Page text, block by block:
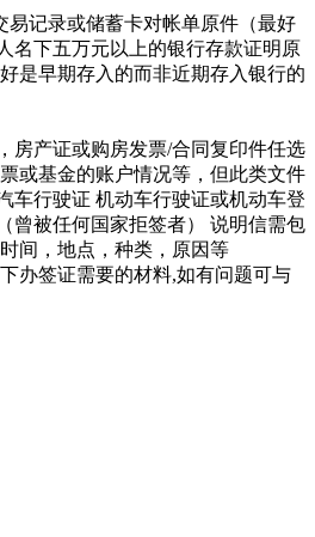
易记录或储蓄卡对帐单原件（最好
名下五万元以上的银行存款证明原
是早期存入的而非近期存入银行的
房产证或购房发票/合同复印件任选
或基金的账户情况等，但此类文件
车行驶证 机动车行驶证或机动车登
曾被任何国家拒签者） 说明信需包
间，地点，种类，原因等
办签证需要的材料,如有问题可与